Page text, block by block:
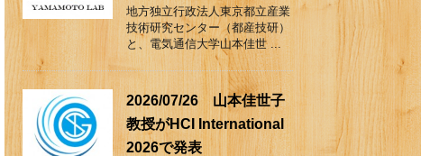
地方独立行政法人東京都立産業
技術研究センター（都産技研）
と、電気通信大学山本佳世 ...
2026/07/26 山本佳世子
教授がHCI International
2026で発表